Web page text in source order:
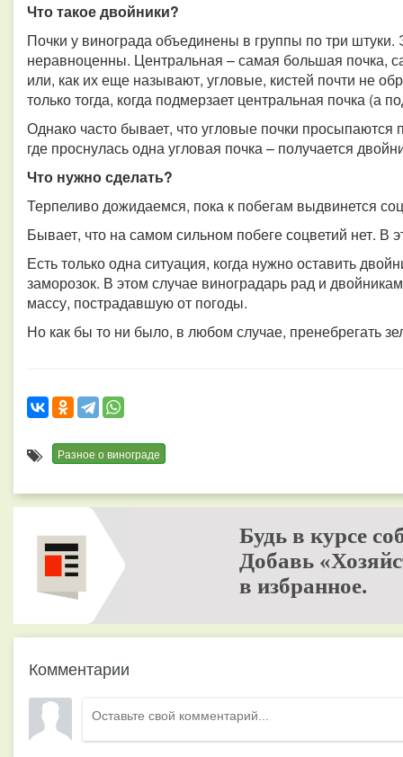
Что такое двойники?
Почки у винограда объединены в группы по три
неравноценны. Центральная – самая большая почка,
или, как их еще называют, угловые, кистей почти не
только тогда, когда подмерзает центральная почка (а
Однако часто бывает, что угловые почки
где проснулась одна угловая почка – получается
Что нужно сделать?
Терпеливо дожидаемся, пока к побегам выдвинется
Бывает, что на самом сильном побеге соцветий нет. В
Есть только одна ситуация, когда нужно оставить
заморозок. В этом случае виноградарь рад и
массу, пострадавшую от погоды.
Но как бы то ни было, в любом случае, пренебрегать
Разное о винограде
Будь в курсе
Добавь
в избранное.
Комментарии